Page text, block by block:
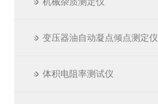
变压器油自动凝点倾点测定仪
体积电阻率测试仪